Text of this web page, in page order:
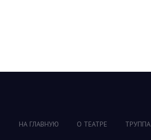
НА ГЛАВНУЮ О ТЕАТРЕ ТРУППА